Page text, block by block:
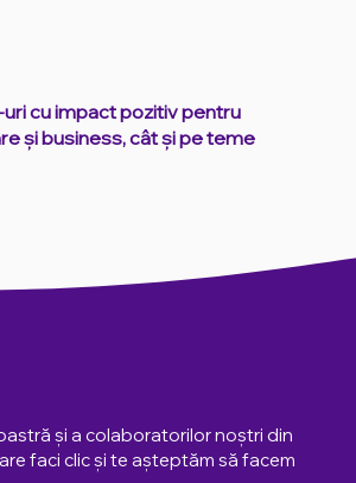
cu impact pozitiv pentru
și business, cât și pe teme
și a colaboratorilor noștri din
faci clic și te așteptăm să facem